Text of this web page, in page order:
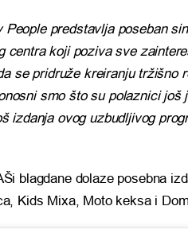
People predstavlja poseban
centra koji poziva sve
se pridruže kreiranju tržišno
smo što su polaznici
izdanja ovog uzbudljivog
blagdane dolaze posebna
Kids Mixa, Moto keksa i